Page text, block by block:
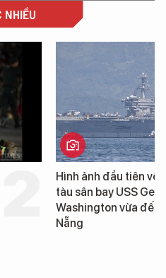
NHIỀU
Hình ảnh đầu tiên về
tàu sân bay USS
Washington vừa đến
Nẵng